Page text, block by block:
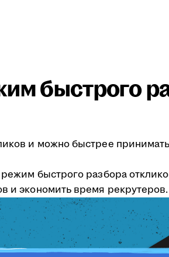
быстрого
и можно быстрее
быстрого разбора
и экономить время